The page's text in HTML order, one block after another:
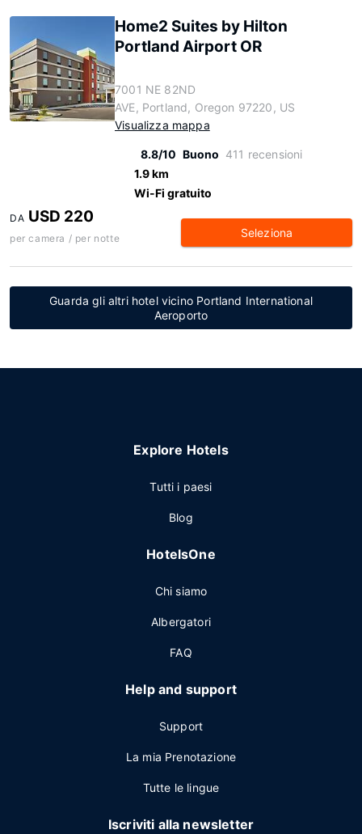
Home2 Suites by Hilton
Portland Airport OR
7001 NE 82ND
AVE, Portland, Oregon 97220, US
Visualizza mappa
8.8/10 Buono 411 recensioni
1.9 km
Wi-Fi gratuito
DA USD 220
per camera / per notte Seleziona
Guarda gli altri hotel vicino Portland International
Aeroporto
Explore Hotels
Tutti i paesi
Blog
HotelsOne
Chi siamo
Albergatori
FAQ
Help and support
Support
La mia Prenotazione
Tutte le lingue
Iscriviti alla newsletter